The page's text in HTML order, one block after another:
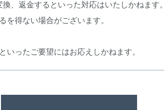
、返金するといった対応はいたしかねます。
を得ない場合がございます。
いったご要望にはお応えしかねます。